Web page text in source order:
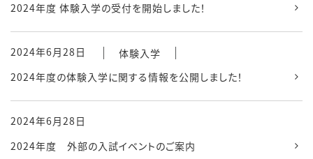
2024年度 体験入学の受付を開始しました！
2024年6月28日
体験入学
2024年度の体験入学に関する情報を公開しました！
2024年6月28日
2024年度 外部の入試イベントのご案内